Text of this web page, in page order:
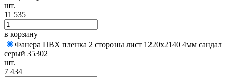
шт.
11 535
в корзину
Фанера ПВХ пленка 2 стороны лист 1220х2140 4мм сандал
серый 35302
шт.
7 434